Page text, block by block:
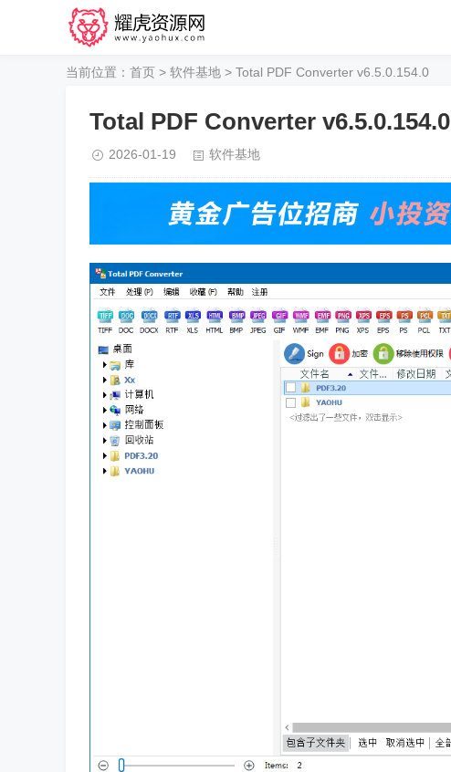
当前位置： 首页 > 软件基地 > Total PDF Converter v6.5.0.154.0
Total PDF Converter v6.5.0.154.0
2026-01-19 软件基地